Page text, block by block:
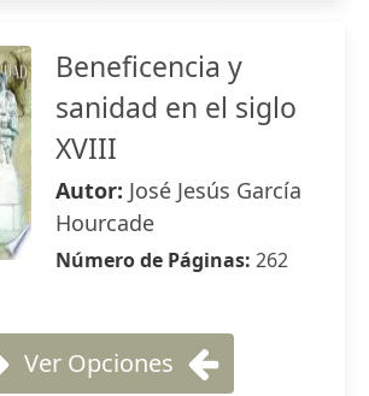
Beneficencia y
sanidad en el siglo
XVIII
Autor: José Jesús García
Hourcade
Número de Páginas: 262
Ver Opciones